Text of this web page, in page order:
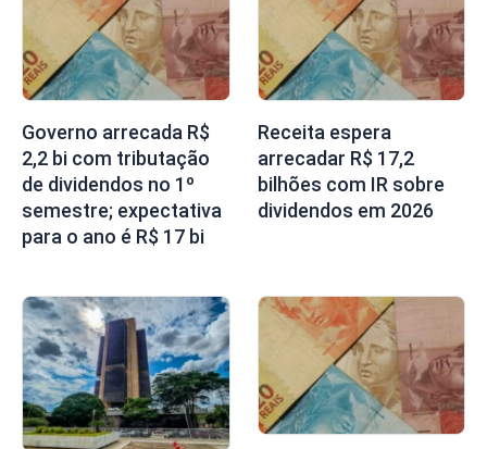
Governo arrecada R$
2,2 bi com tributação
de dividendos no 1º
semestre; expectativa
para o ano é R$ 17 bi
Receita espera
arrecadar R$ 17,2
bilhões com IR sobre
dividendos em 2026